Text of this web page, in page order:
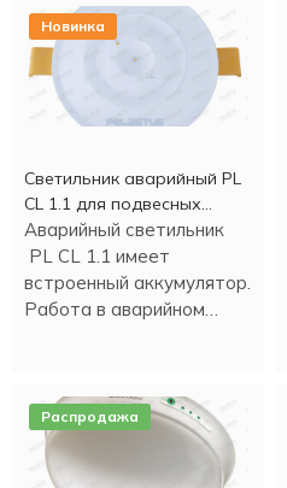
Новинка
Светильник аварийный PL
CL 1.1 для подвесных
потолков
Аварийный светильник
PL CL 1.1 имеет
встроенный аккумулятор.
Работа в аварийном
Распродажа